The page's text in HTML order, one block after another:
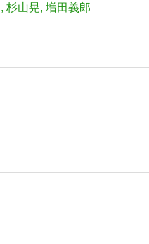
杉山晃 増田義郎